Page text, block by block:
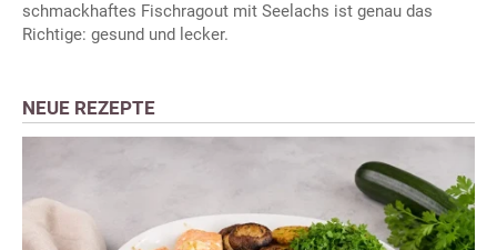
schmackhaftes Fischragout mit Seelachs ist genau das
Richtige: gesund und lecker.
NEUE REZEPTE